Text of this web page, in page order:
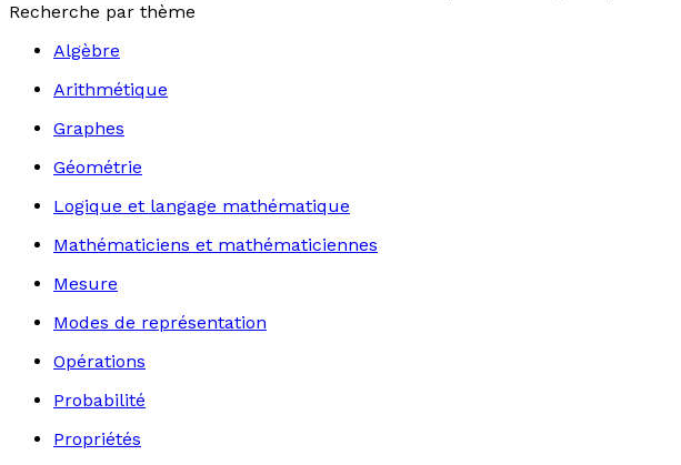
Recherche par thème
Algèbre
Arithmétique
Graphes
Géométrie
Logique et langage mathématique
Mathématiciens et mathématiciennes
Mesure
Modes de représentation
Opérations
Probabilité
Propriétés